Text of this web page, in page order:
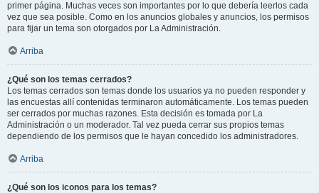
primer página. Muchas veces son importantes por lo que debería leerlos cada
vez que sea posible. Como en los anuncios globales y anuncios, los permisos
para fijar un tema son otorgados por La Administración.
Arriba
¿Qué son los temas cerrados?
Los temas cerrados son temas donde los usuarios ya no pueden responder y
las encuestas allí contenidas terminaron automáticamente. Los temas pueden
ser cerrados por muchas razones. Esta decisión es tomada por La
Administración o un moderador. Tal vez pueda cerrar sus propios temas
dependiendo de los permisos que le hayan concedido los administradores.
Arriba
¿Qué son los iconos para los temas?